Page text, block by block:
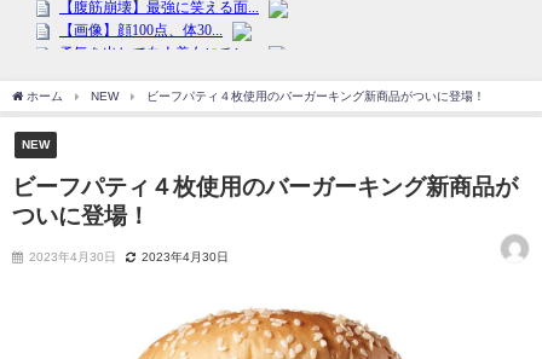
ホーム NEW ビーフパティ４枚使用のバーガーキング新商品がついに登場！
NEW
ビーフパティ４枚使用のバーガーキング新商品が
ついに登場！
2023年4月30日 2023年4月30日